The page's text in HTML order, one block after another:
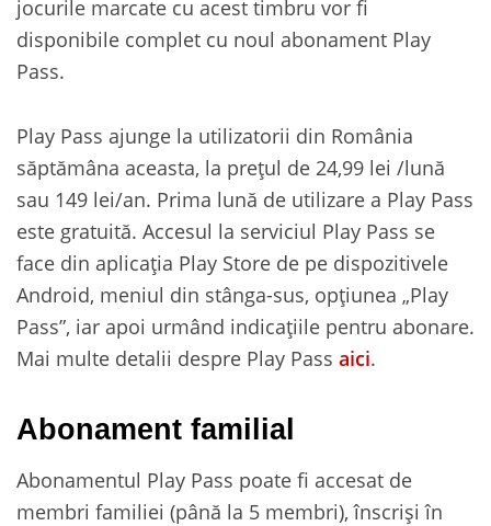
jocurile marcate cu acest timbru vor fi
disponibile complet cu noul abonament Play
Pass.
Play Pass ajunge la utilizatorii din România
săptămâna aceasta, la prețul de 24,99 lei /lună
sau 149 lei/an. Prima lună de utilizare a Play Pass
este gratuită. Accesul la serviciul Play Pass se
face din aplicația Play Store de pe dispozitivele
Android, meniul din stânga-sus, opțiunea „Play
Pass”, iar apoi urmând indicațiile pentru abonare.
Mai multe detalii despre Play Pass aici.
Abonament familial
Abonamentul Play Pass poate fi accesat de
membri familiei (până la 5 membri), înscriși în